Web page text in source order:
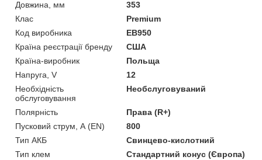
Довжина, мм
353
Клас
Premium
Код виробника
EB950
Країна реєстрації бренду
США
Країна-виробник
Польща
Напруга, V
12
Необхідність
обслуговування
Необслуговуваний
Полярність
Права (R+)
Пусковий струм, А (EN)
800
Тип АКБ
Свинцево-кислотний
Тип клем
Стандартний конус (Європа)